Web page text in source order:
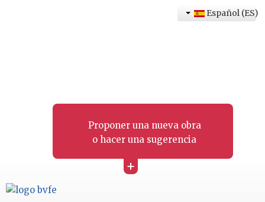
Proponer una nueva obra
o hacer una sugerencia
+
Español (ES)